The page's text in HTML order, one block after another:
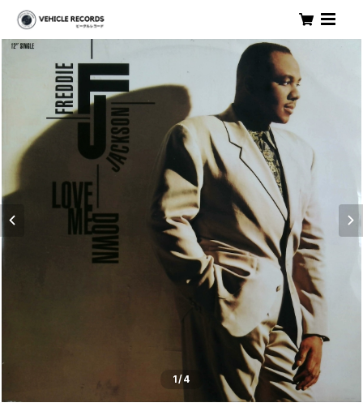
1/4